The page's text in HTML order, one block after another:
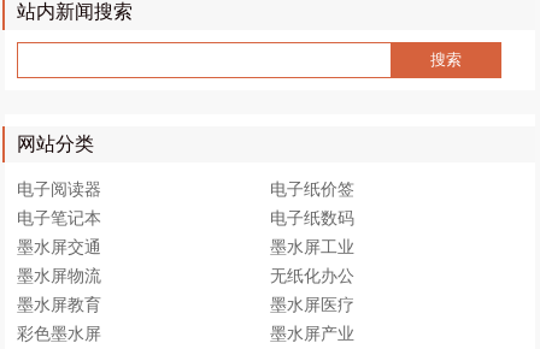
站内新闻搜索
网站分类
电子阅读器
电子纸价签
电子笔记本
电子纸数码
墨水屏交通
墨水屏工业
墨水屏物流
无纸化办公
墨水屏教育
墨水屏医疗
彩色墨水屏
墨水屏产业